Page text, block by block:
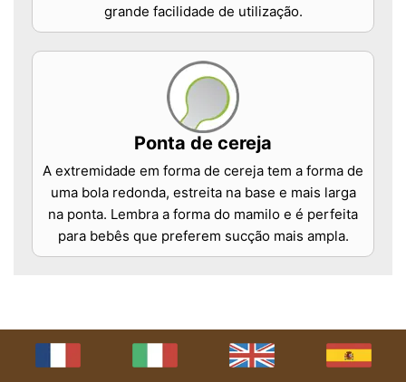
grande facilidade de utilização.
Ponta de cereja
A extremidade em forma de cereja tem a forma de
uma bola redonda, estreita na base e mais larga
na ponta. Lembra a forma do mamilo e é perfeita
para bebês que preferem sucção mais ampla.